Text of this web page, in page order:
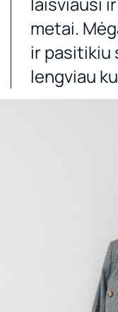
metai.
ir pasitikiu
lengviau